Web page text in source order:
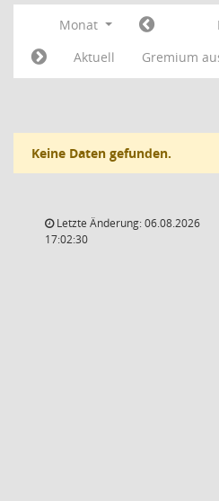
Monat
Aktuell
Gremium
Keine Daten gefunden.
Letzte Änderung: 06.08.2026
17:02:30